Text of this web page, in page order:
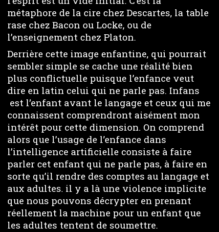
métaphore de la cire chez Descartes, la table
rase chez Bacon ou Locke, ou de
l’enseignement chez Platon.
Derrière cette image enfantine, qui pourrait
sembler simple se cache une réalité bien
plus conflictuelle puisque l’enfance veut
dire en latin celui qui ne parle pas. Infans
est l’enfant avant le langage et ceux qui me
connaissent comprendront aisément mon
intérêt pour cette dimension. On comprend
alors que l’usage de l’enfance dans
l’intelligence artificielle consiste à faire
parler cet enfant qui ne parle pas, à faire en
sorte qu’il rendre des comptes au langage et
aux adultes. il y a là une violence implicite
que nous pouvons décrypter en prenant
réellement la machine pour un enfant que
les adultes tentent de soumettre.